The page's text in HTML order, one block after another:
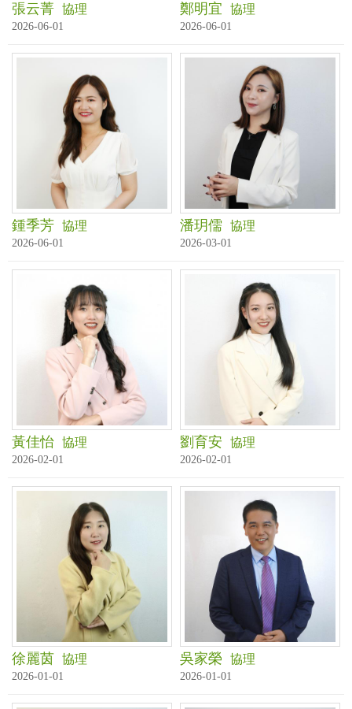
張云菁 協理
2026-06-01
鄭明宜 協理
2026-06-01
鍾季芳 協理
2026-06-01
潘玥儒 協理
2026-03-01
黃佳怡 協理
2026-02-01
劉育安 協理
2026-02-01
徐麗茵 協理
2026-01-01
吳家榮 協理
2026-01-01